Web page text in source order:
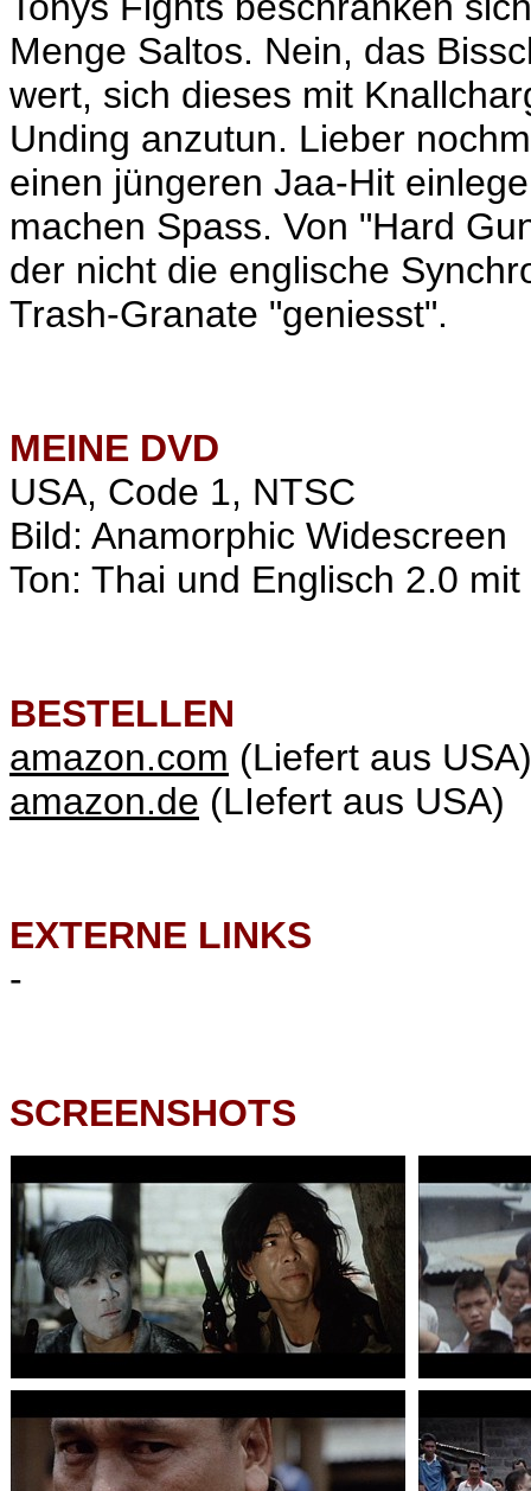
Menge Saltos. Nein, das
wert, sich dieses mit
Unding anzutun. Lieber
einen jüngeren Jaa-Hit
machen Spass. Von "Hard
der nicht die englische
Trash-Granate "geniesst".
MEINE DVD
USA, Code 1, NTSC
Bild: Anamorphic Widescreen
Ton: Thai und Englisch 2.0
BESTELLEN
amazon.com (Liefert aus USA)
amazon.de (LIefert aus USA)
EXTERNE LINKS
-
SCREENSHOTS